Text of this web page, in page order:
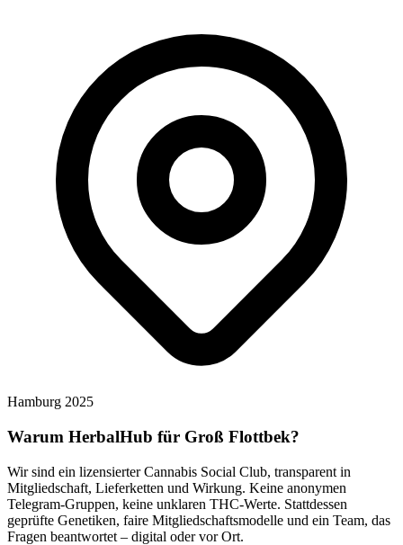
Hamburg 2025
Warum HerbalHub für Groß Flottbek?
Wir sind ein lizensierter Cannabis Social Club, transparent in
Mitgliedschaft, Lieferketten und Wirkung. Keine anonymen
Telegram-Gruppen, keine unklaren THC-Werte. Stattdessen
geprüfte Genetiken, faire Mitgliedschaftsmodelle und ein Team, das
Fragen beantwortet – digital oder vor Ort.